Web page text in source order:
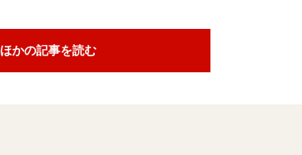
かの記事を読む